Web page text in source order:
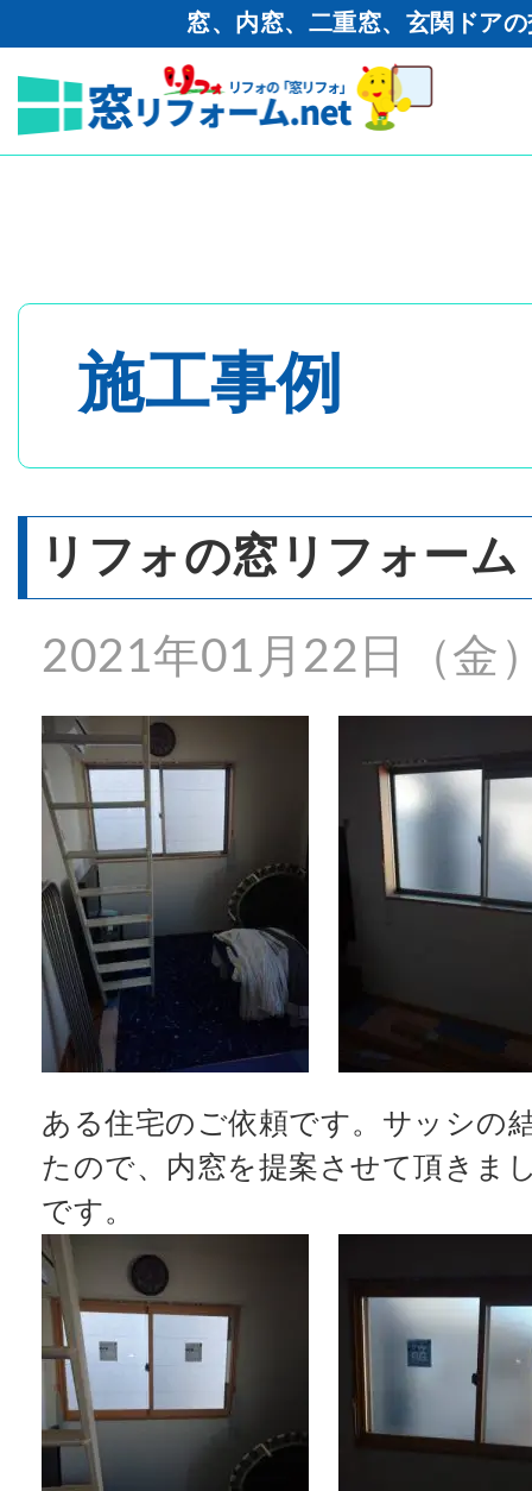
窓、内窓、二重窓、玄関ドア
- 内窓・二重窓
- 窓リフォーム
- 窓シャッター
施工事例一覧
特殊事例
価格表
窓リフォコラム
会社概要
採用情報
お問い合わせ
窓リフォーム.net>工事ブログ
窓工事
施工事例
リフォの窓リフォー
2021年01月22日（金
ある住宅のご依頼です。サッシの
たので、内窓を提案させて頂きま
です。